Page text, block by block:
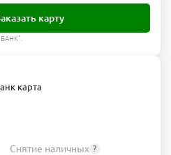
карту
карта
Снятие наличных ?